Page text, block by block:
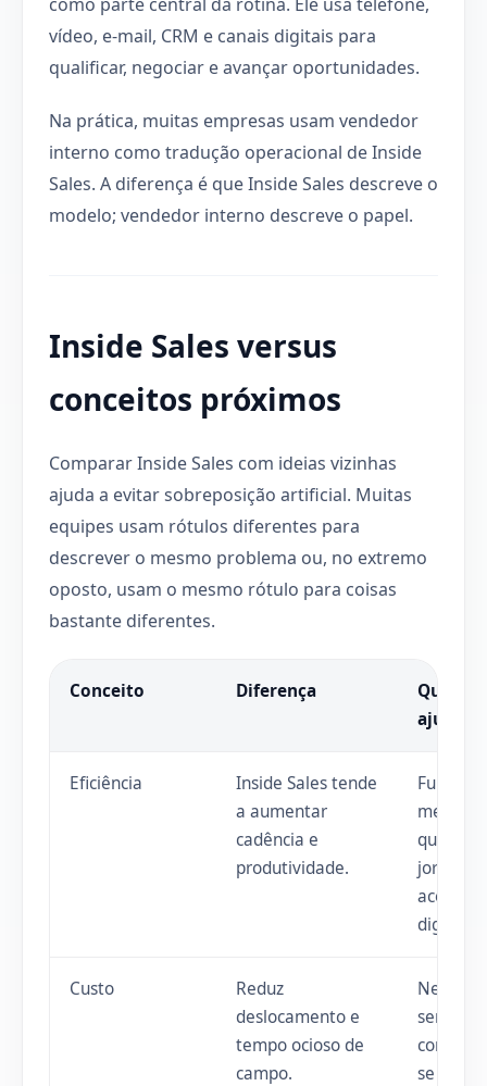
vídeo, e-mail, CRM e canais digitais para
qualificar, negociar e avançar oportunidades.
Na prática, muitas empresas usam vendedor
interno como tradução operacional de Inside
Sales. A diferença é que Inside Sales descreve o
modelo; vendedor interno descreve o papel.
Inside Sales versus
conceitos próximos
Comparar Inside Sales com ideias vizinhas
ajuda a evitar sobreposição artificial. Muitas
equipes usam rótulos diferentes para
descrever o mesmo problema ou, no extremo
oposto, usam o mesmo rótulo para coisas
bastante diferentes.
Conceito Diferença
Quando
ajuda
Eficiência
Inside Sales tende
a aumentar
cadência e
produtividade.
Funciona
melhor
quando
jornada
aceita
digital.
Custo
Reduz
deslocamento e
tempo ocioso de
campo.
Nem
sempre
se a